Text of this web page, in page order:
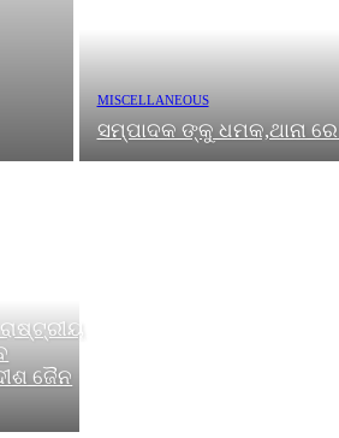
MISCELLANEOUS
ସମ୍ପାଦକ ଙ୍କୁ ଧମକ,ଥାନା
ଜୈନ